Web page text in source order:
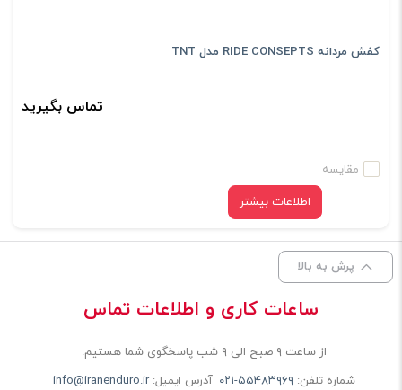
کفش مردانه RIDE CONSEPTS مدل TNT
تماس بگیرید
مقایسه
اطلاعات بیشتر
پرش به بالا
ساعات کاری و اطلاعات تماس
از ساعت ۹ صبح الی ۹ شب پاسخگوی شما هستیم.
شماره تلفن: ۰۲۱-۵۵۴۸۳۹۶۹ آدرس ایمیل:info@iranenduro.ir